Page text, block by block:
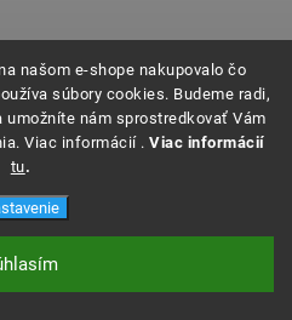
našom e-shope nakupovalo čo
súbory cookies. Budeme radi,
nám sprostredkovať Vám
Viac informácií .Viac informácií
tu.